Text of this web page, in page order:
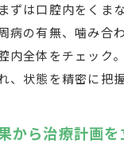
ずは口腔内をくま
病の有無、噛み合
内全体をチェック
、状態を精密に把
から治療計画を